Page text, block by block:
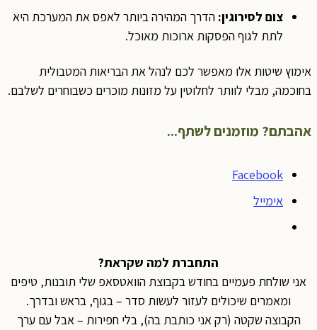
צום לסירוגין:הדרך המהירה ביותר לאפס את המערכת היא
לתת לגוף הפסקות ארוכות מאוכל.
אימוץ שיטות אלו מאפשר לכם לנהל את הבריאות המטבולית
בחוכמה, מבלי לוותר לחלוטין על מזונות מוכרים כשבוחרים לשלבם.
אהבתם? מוזמנים לשתף...
Facebook
אימייל
התחברת למה שקראת?
אני שולחת פעמיים בחודש בקבוצת הוואטסאפ שלי תובנות, טיפים
ומאמרים שיכולים לעזור לעשות סדר – בגוף, בראש ובדרך.
הקבוצה שקטה (רק אני כותבת בה), בלי חפירות – אבל עם ערך